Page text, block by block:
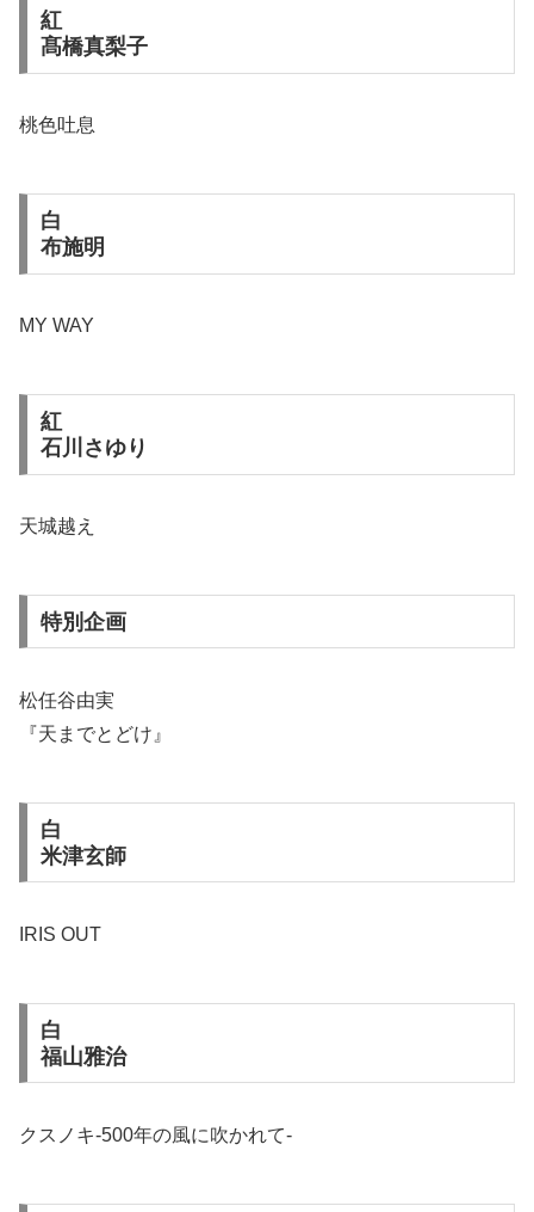
紅
髙橋真梨子
桃色吐息
白
布施明
MY WAY
紅
石川さゆり
天城越え
特別企画
松任谷由実
『天までとどけ』
白
米津玄師
IRIS OUT
白
福山雅治
クスノキ-500年の風に吹かれて-